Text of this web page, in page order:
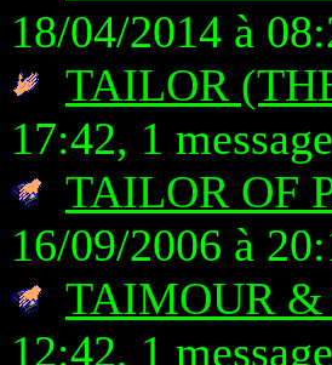
18/04/2014 à
TAILOR
17:42, 1 message
TAILOR OF
16/09/2006 à
TAIMOUR
12:42, 1 message